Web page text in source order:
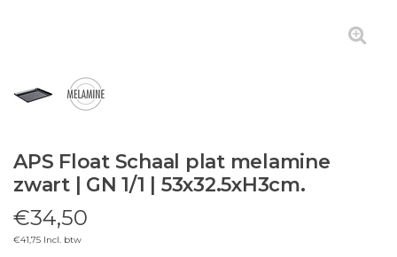
APS Float Schaal plat melamine
zwart | GN 1/1 | 53x32.5xH3cm.
€34,50
€41,75 Incl. btw